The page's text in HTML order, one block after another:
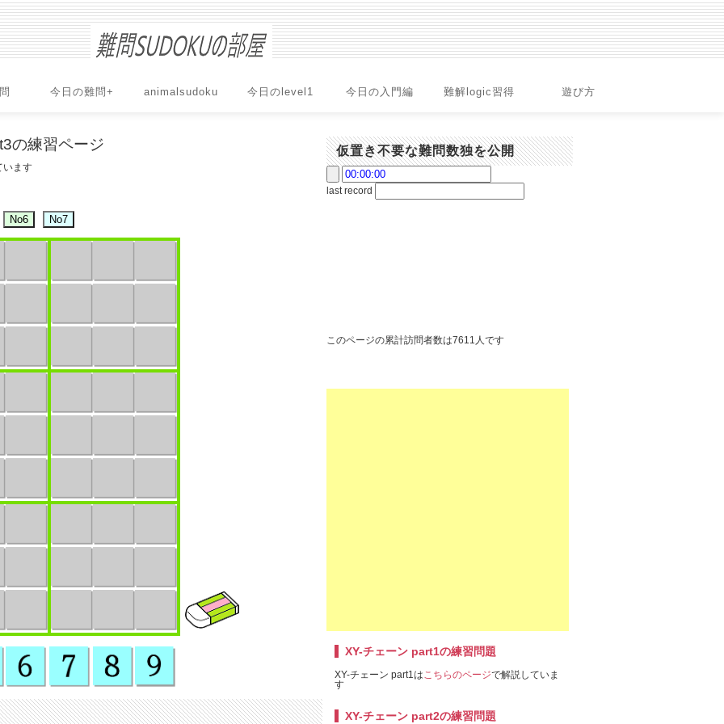
今日の難問+ animalsudoku 今日のlevel1 今日の入門編 難解logic習得 遊び方
の練習ページ
います
仮置き不要な難問数独を公開
last record
このページの累計訪問者数は7611人です
XY-チェーン part1の練習問題
XY-チェーン part1はこちらのページで解説していま
す
XY-チェーン part2の練習問題